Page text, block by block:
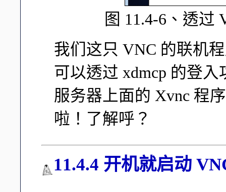
图 11.4-6、透过
我们这只 VNC 的联机
可以透过 xdmcp 的登
服务器上面的 Xvnc 程
啦！了解呼？
11.4.4 开机就启动